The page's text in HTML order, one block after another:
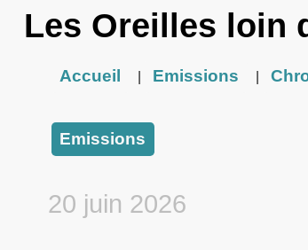
Les Oreilles loin
Accueil Emissions
Emissions
20 juin 2026